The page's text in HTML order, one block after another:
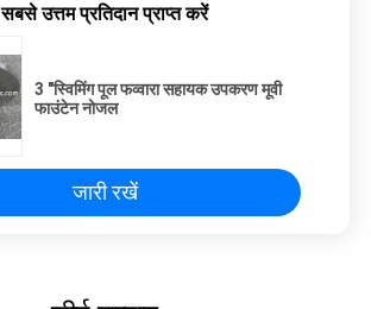
सबसे उत्तम प्रतिदान प्राप्त करें
3 "स्विमिंग पूल फव्वारा सहायक उपकरण मूवी
फाउंटेन नोजल
जारी रखें